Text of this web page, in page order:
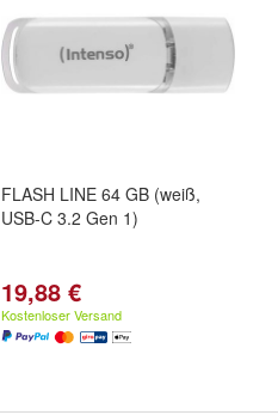
FLASH LINE 64 GB (weiß,
USB-C 3.2 Gen 1)
19,88 €
Kostenloser Versand